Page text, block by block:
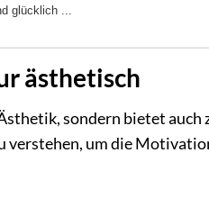
glücklich ...
ästhetisch
sondern bietet
um die